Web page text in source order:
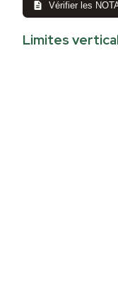
Vérifier les
Limites